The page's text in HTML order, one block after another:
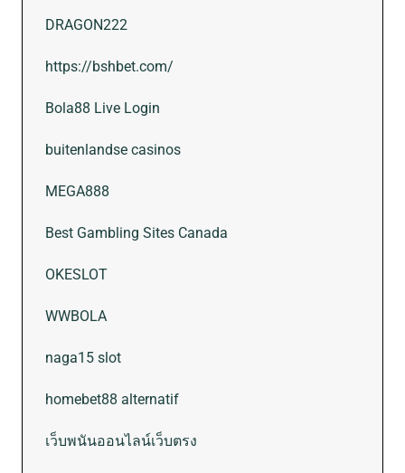
DRAGON222
https://bshbet.com/
Bola88 Live Login
buitenlandse casinos
MEGA888
Best Gambling Sites Canada
OKESLOT
WWBOLA
naga15 slot
homebet88 alternatif
เว็บพนันออนไลน์เว็บตรง